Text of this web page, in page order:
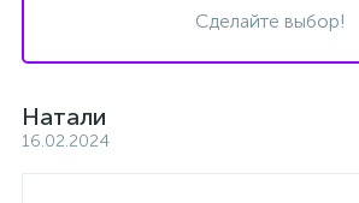
Сделайте выбор!
Натали
16.02.2024